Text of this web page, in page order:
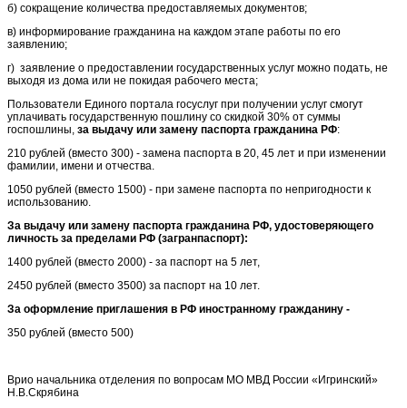
б) сокращение количества предоставляемых документов;
в) информирование гражданина на каждом этапе работы по его
заявлению;
г) заявление о предоставлении государственных услуг можно подать, не
выходя из дома или не покидая рабочего места;
Пользователи Единого портала госуслуг при получении услуг смогут
уплачивать государственную пошлину со скидкой 30% от суммы
госпошлины, за выдачу или замену паспорта гражданина РФ:
210 рублей (вместо 300) - замена паспорта в 20, 45 лет и при изменении
фамилии, имени и отчества.
1050 рублей (вместо 1500) - при замене паспорта по непригодности к
использованию.
За выдачу или замену паспорта гражданина РФ, удостоверяющего
личность за пределами РФ (загранпаспорт):
1400 рублей (вместо 2000) - за паспорт на 5 лет,
2450 рублей (вместо 3500) за паспорт на 10 лет.
За оформление приглашения в РФ иностранному гражданину -
350 рублей (вместо 500)
Врио начальника отделения по вопросам МО МВД России «Игринский»
Н.В.Скрябина